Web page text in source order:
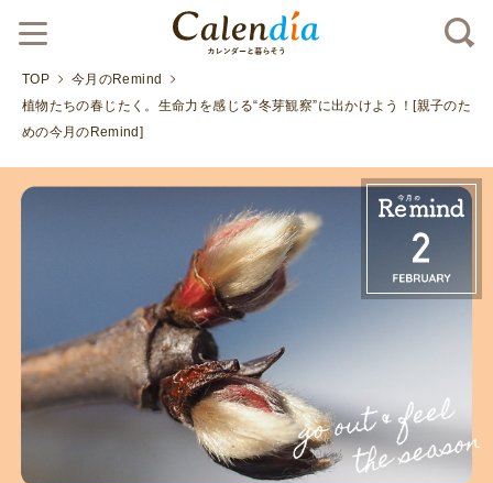
TOP
今月のRemind
植物たちの春じたく。生命力を感じる“冬芽観察”に出かけよう！[親子のた
めの今月のRemind]